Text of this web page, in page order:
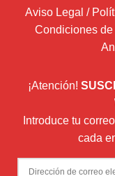
Aviso Legal /
Condiciones
¡Atención!
Introduce tu
cada
Dirección